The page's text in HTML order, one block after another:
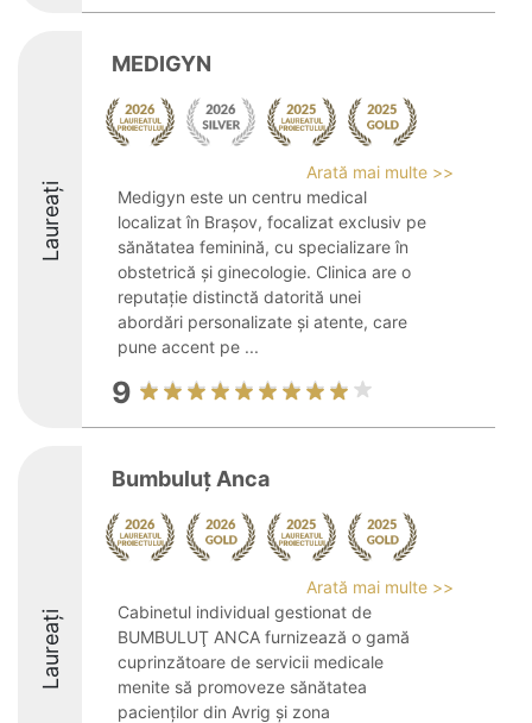
Laureați
MEDIGYN
Arată mai multe >>
Medigyn este un centru medical
localizat în Brașov, focalizat exclusiv pe
sănătatea feminină, cu specializare în
obstetrică și ginecologie. Clinica are o
reputație distinctă datorită unei
abordări personalizate și atente, care
pune accent pe ...
9
Laureați
Bumbuluț Anca
Arată mai multe >>
Cabinetul individual gestionat de
BUMBULUŢ ANCA furnizează o gamă
cuprinzătoare de servicii medicale
menite să promoveze sănătatea
pacienților din Avrig și zona